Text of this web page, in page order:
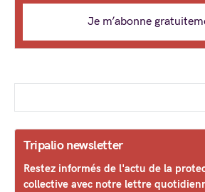
Je m’abonne
Tripalio newsletter
Restez informés de l'actu de la
collective avec notre lettre